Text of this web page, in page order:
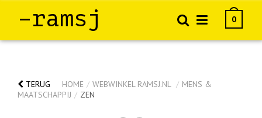
–ramsj 0
TERUG HOME / WEBWINKEL RAMSJ.NL / MENS &
MAATSCHAPPIJ / ZEN